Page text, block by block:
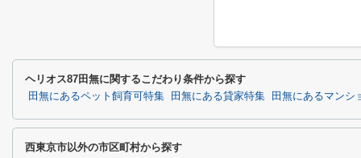
ヘリオス87田無に関するこだわり条件から探す
田無にあるペット飼育可特集 田無にある貸家特集 田無にあるマンシ
西東京市以外の市区町村から探す